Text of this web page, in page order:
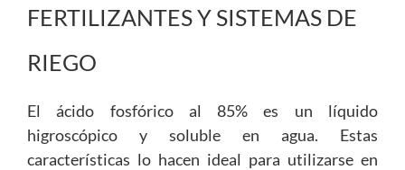
FERTILIZANTES Y SISTEMAS DE
RIEGO
El ácido fosfórico al 85% es un líquido
higroscópico y soluble en agua. Estas
características lo hacen ideal para utilizarse en